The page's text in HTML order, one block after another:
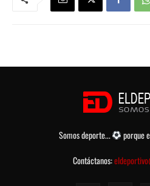
Somos deporte...
porque
Contáctanos: